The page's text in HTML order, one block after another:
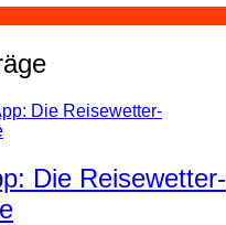
Die Reisewetter-